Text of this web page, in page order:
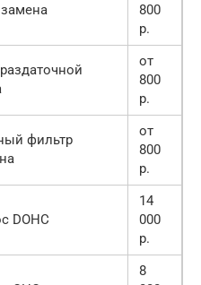
800
р.
от
800
р.
фильтр
от
800
р.
DOHC
14
000
р.
8